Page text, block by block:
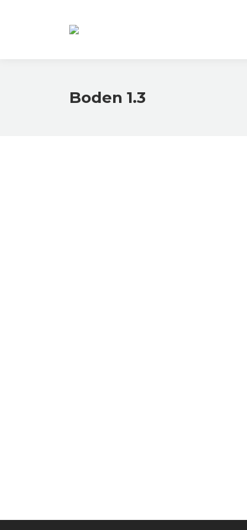
Boden 1.3